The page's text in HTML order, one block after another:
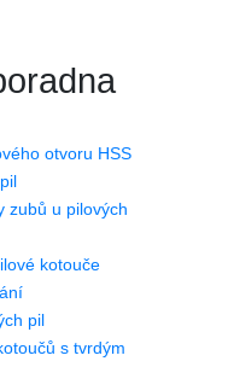
otvoru HSS
zubů u pilových
kotouče
pil
s tvrdým